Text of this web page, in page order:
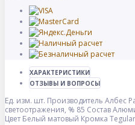
ХАРАКТЕРИСТИКИ
ОТЗЫВЫ И ВОПРОСЫ
Ед. изм. шт. Производитель Албес
светоотражения, % 85 Состав
Цвет Белый матовый Кромка Tegular